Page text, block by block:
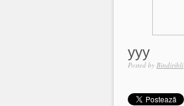
yyy
Posted by Bindiribli